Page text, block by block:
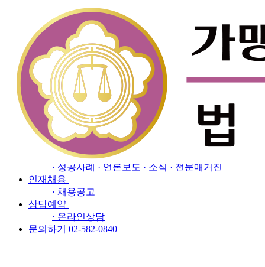
소개
· 인사말
· 오시는길
업무분야
· 프랜차이즈 전담센터
· 공정거래해결센터
재산(IP) 전담센터
· 경제범죄전담센터
· 민사/행정
· 이혼/상속
· 형사 · 기업자문/강의
소식자료
· 성공사례 · 언론보도 · 소식 · 전문매거진
인재채용
· 채용공고
상담예약
· 온라인상담
문의하기 02-582-0840